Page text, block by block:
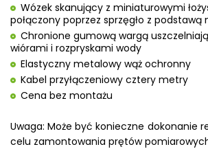
Wózek skanujący z miniaturowymi
połączony poprzez sprzęgło z
Chronione gumową wargą
wiórami i rozpryskami wody
Elastyczny metalowy wąż ochronny
Kabel przyłączeniowy cztery metry
Cena bez montażu
Uwaga: Może być konieczne dokonanie
celu zamontowania prętów